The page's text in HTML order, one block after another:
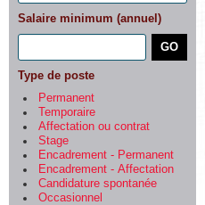
Salaire minimum (annuel)
Type de poste
Permanent
Temporaire
Affectation ou contrat
Stage
Encadrement - Permanent
Encadrement - Affectation
Candidature spontanée
Occasionnel